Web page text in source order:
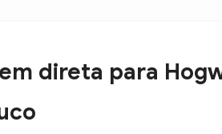
direta para